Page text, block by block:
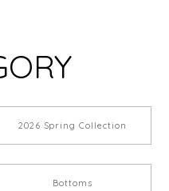
2026 Spring Collection
Bottoms